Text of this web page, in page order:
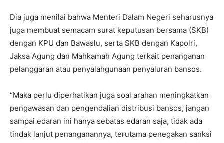
Dia juga menilai bahwa Menteri Dalam Negeri seharusnya
juga membuat semacam surat keputusan bersama (SKB)
dengan KPU dan Bawaslu, serta SKB dengan Kapolri,
Jaksa Agung dan Mahkamah Agung terkait penanganan
pelanggaran atau penyalahgunaan penyaluran bansos.
“Maka perlu diperhatikan juga soal arahan meningkatkan
pengawasan dan pengendalian distribusi bansos, jangan
sampai edaran ini hanya sebatas edaran saja, tidak ada
tindak lanjut penanganannya, terutama penegakan sanksi